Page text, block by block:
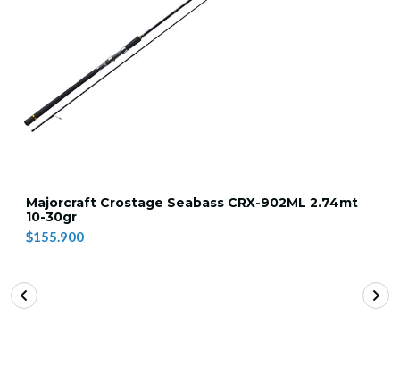
Majorcraft Crostage Seabass CRX-902ML 2.74mt
10-30gr
$155.900